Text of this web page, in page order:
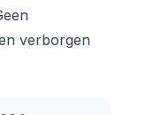
verborgen